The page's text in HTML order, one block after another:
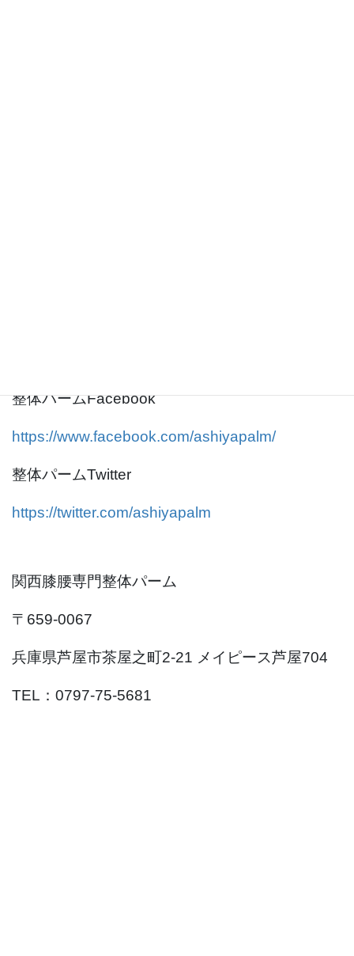
整体パームFacebook
https://www.facebook.com/ashiyapalm/
整体パームTwitter
https://twitter.com/ashiyapalm
関西膝腰専門整体パーム
〒659-0067
兵庫県芦屋市茶屋之町2-21 メイピース芦屋704
TEL：0797-75-5681